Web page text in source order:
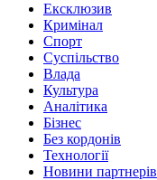
Ексклюзив
Кримінал
Спорт
Суспільство
Влада
Культура
Аналітика
Бізнес
Без кордонів
Технології
Новини партнерів